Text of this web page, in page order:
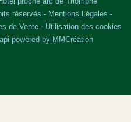
réservés - Mentions Légales -
de Vente - Utilisation des cookies
powered by MMCréation